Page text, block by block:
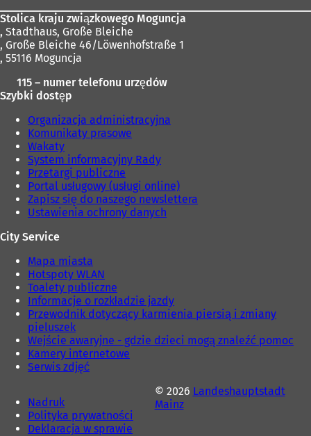
n
Stolica kraju związkowego Moguncja
, Stadthaus, Große Bleiche
, Große Bleiche 46/Löwenhofstraße 1
, 55116 Moguncja
115 – numer telefonu urzędów
Szybki dostęp
Organizacja administracyjna
Komunikaty prasowe
Wakaty
System informacyjny Rady
Przetargi publiczne
Portal usługowy (usługi online)
Zapisz się do naszego newslettera
Ustawienia ochrony danych
City Service
Mapa miasta
Hotspoty WLAN
Toalety publiczne
Informacje o rozkładzie jazdy
Przewodnik dotyczący karmienia piersią i zmiany
pieluszek
Wejście awaryjne - gdzie dzieci mogą znaleźć pomoc
Kamery internetowe
Serwis zdjęć
Nadruk
Polityka prywatności
Deklaracja w sprawie
© 2026 Landeshauptstadt
Mainz